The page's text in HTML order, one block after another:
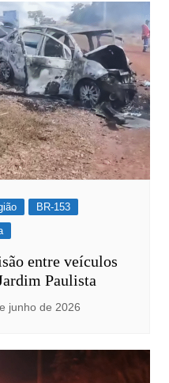
BR-153
entre veículos
Paulista
junho de 2026